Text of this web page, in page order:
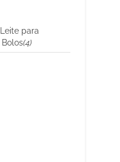
para
(4)